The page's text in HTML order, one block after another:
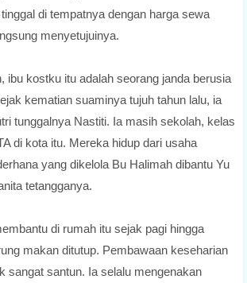
di tempatnya dengan harga sewa
menyetujuinya.
ibu kostku itu adalah seorang janda berusia
kematian suaminya tujuh tahun lalu, ia
tunggalnya Nastiti. Ia masih sekolah, kelas
di kota itu. Mereka hidup dari usaha
yang dikelola Bu Halimah dibantu Yu
tetangganya.
di rumah itu sejak pagi hingga
makan ditutup. Pembawaan keseharian
sangat santun. Ia selalu mengenakan